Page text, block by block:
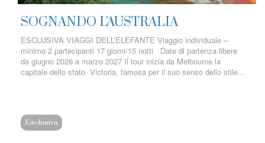
SOGNANDO L'AUSTRALIA
ESCLUSIVA VIAGGI DELL’ELEFANTE Viaggio individuale –
minimo 2 partecipanti 17 giorni/15 notti Date di partenza libere
da giugno 2026 a marzo 2027 Il tour inizia da Melbourne la
capitale dello stato Victoria, famosa per il suo senso dello stile...
Esclusiva